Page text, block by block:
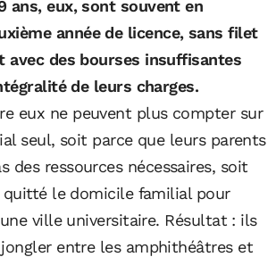
ans, eux, sont souvent en
année de licence, sans filet
des bourses insuffisantes
de leurs charges.
eux ne peuvent plus compter sur
seul, soit parce que leurs parents
des ressources nécessaires, soit
le domicile familial pour
ville universitaire. Résultat : ils
entre les amphithéâtres et